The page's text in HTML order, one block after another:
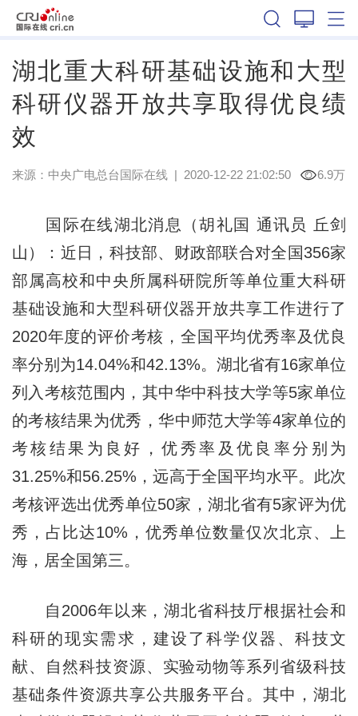
湖北重大科研基础设施和大型
科研仪器开放共享取得优良绩
效
来源： 中央广电总台国际在线| 2020-12-22 21:02:50 6.9万
国际在线湖北消息（胡礼国 通讯员 丘剑
山）：近日，科技部、财政部联合对全国356家
部属高校和中央所属科研院所等单位重大科研
基础设施和大型科研仪器开放共享工作进行了
2020年度的评价考核，全国平均优秀率及优良
率分别为14.04%和42.13%。湖北省有16家单位
列入考核范围内，其中华中科技大学等5家单位
的考核结果为优秀，华中师范大学等4家单位的
考核结果为良好，优秀率及优良率分别为
31.25%和56.25%，远高于全国平均水平。此次
考核评选出优秀单位50家，湖北省有5家评为优
秀，占比达10%，优秀单位数量仅次北京、上
海，居全国第三。
自2006年以来，湖北省科技厅根据社会和
科研的现实需求，建设了科学仪器、科技文
献、自然科技资源、实验动物等系列省级科技
基础条件资源共享公共服务平台。其中，湖北